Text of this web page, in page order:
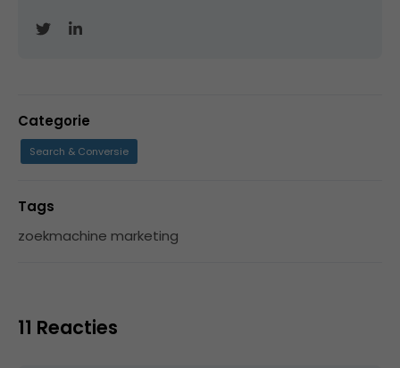
Categorie
Search & Conversie
Tags
zoekmachine marketing
11 Reacties